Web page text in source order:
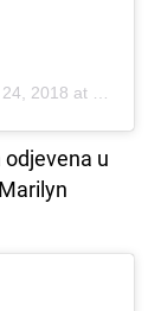
at 6:01pm PST
odjevena u